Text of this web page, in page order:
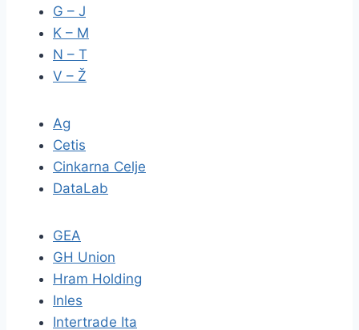
G – J
K – M
N – T
V – Ž
Ag
Cetis
Cinkarna Celje
DataLab
GEA
GH Union
Hram Holding
Inles
Intertrade Ita